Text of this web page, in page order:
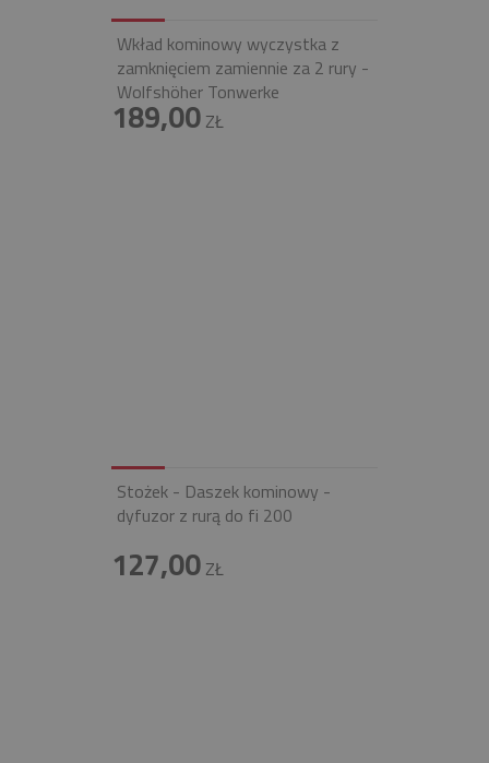
Wkład kominowy wyczystka z
zamknięciem zamiennie za 2 rury -
Wolfshöher Tonwerke
189,00ZŁ
Stożek - Daszek kominowy -
dyfuzor z rurą do fi 200
127,00ZŁ